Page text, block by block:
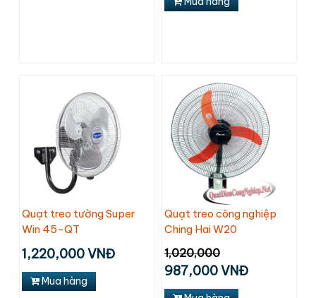
Quạt treo tường Super
Win 45-QT
1,220,000 VNĐ
Mua hàng
Quạt treo công nghiệp
Ching Hai W20
1,020,000
987,000 VNĐ